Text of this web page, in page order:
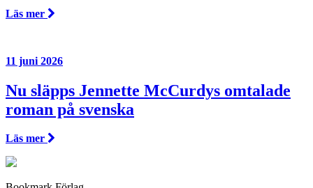
Läs mer
11 juni 2026
Nu släpps Jennette McCurdys omtalade
roman på svenska
Läs mer